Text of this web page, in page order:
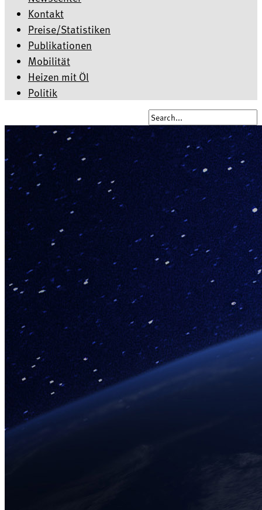
Kontakt
Preise/Statistiken
Publikationen
Mobilität
Heizen mit Öl
Politik